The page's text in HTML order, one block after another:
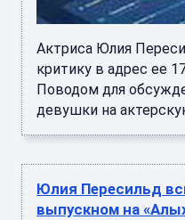
Актриса Юлия
критику в адрес ее
Поводом для
девушки на
Юлия Пересильд
выпускном на